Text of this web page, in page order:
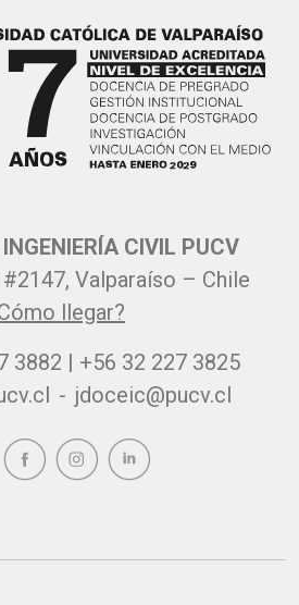
CIVIL PUCV
Valparaíso – Chile
llegar?
3882 | +56 32 227 3825
- jdoceic@pucv.cl